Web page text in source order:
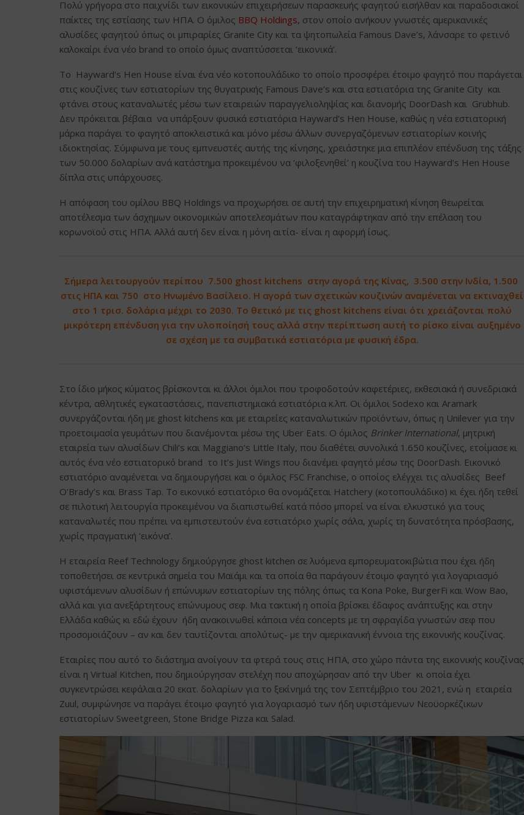
Πολύ γρήγορα στο παιχνίδι των εικονικών επιχειρήσεων παρασκευής φαγητού εισήλθαν και παραδοσιακοί
παίκτες της εστίασης των ΗΠΑ. Ο όμιλος BBQ Holdings, στον οποίο ανήκουν γνωστές αμερικανικές
αλυσίδες φαγητού όπως οι μπιραρίες Granite City και τα ψητοπωλεία Famous Dave’s, λάνσαρε το φετινό
καλοκαίρι ένα νέο brand το οποίο όμως αναπτύσσεται ‘εικονικά’.
Το Hayward’s Hen House είναι ένα νέο κοτοπουλάδικο το οποίο προσφέρει έτοιμο φαγητό που παράγεται
στις κουζίνες των εστιατορίων της θυγατρικής Famous Dave’s και στα εστιατόρια της Granite City και
φτάνει στους καταναλωτές μέσω των εταιρειών παραγγελιοληψίας και διανομής DoorDash και Grubhub.
Δεν πρόκειται βέβαια να υπάρξουν φυσικά εστιατόρια Hayward’s Hen House, καθώς η νέα εστιατορική
μάρκα παράγει το φαγητό αποκλειστικά και μόνο μέσω άλλων συνεργαζόμενων εστιατορίων κοινής
ιδιοκτησίας. Σύμφωνα με τους εμπνευστές αυτής της κίνησης, χρειάστηκε μια επιπλέον επένδυση της τάξης
των 50.000 δολαρίων ανά κατάστημα προκειμένου να ‘φιλοξενηθεί’ η κουζίνα του Hayward’s Hen House
δίπλα στις υπάρχουσες.
Η απόφαση του ομίλου BBQ Holdings να προχωρήσει σε αυτή την επιχειρηματική κίνηση θεωρείται
αποτέλεσμα των άσχημων οικονομικών αποτελεσμάτων που καταγράφτηκαν από την επέλαση του
κορωνοϊού στις ΗΠΑ. Αλλά αυτή δεν είναι η μόνη αιτία- είναι η αφορμή ίσως.
Σήμερα λειτουργούν περίπου 7.500 ghost kitchens στην αγορά της Κίνας, 3.500 στην Ινδία, 1.500
στις ΗΠΑ και 750 στο Ηνωμένο Βασίλειο. Η αγορά των σχετικών κουζινών αναμένεται να εκτιναχθεί
στο 1 τρισ. δολάρια μέχρι το 2030. Το θετικό με τις ghost kitchens είναι ότι χρειάζονται πολύ
μικρότερη επένδυση για την υλοποίησή τους αλλά στην περίπτωση αυτή το ρίσκο είναι αυξημένο
σε σχέση με τα συμβατικά εστιατόρια με φυσική έδρα.
Στο ίδιο μήκος κύματος βρίσκονται κι άλλοι όμιλοι που τροφοδοτούν καφετέριες, εκθεσιακά ή συνεδριακά
κέντρα, αθλητικές εγκαταστάσεις, πανεπιστημιακά εστιατόρια κ.λπ. Οι όμιλοι Sodexo και Aramark
συνεργάζονται ήδη με ghost kitchens και με εταιρείες καταναλωτικών προϊόντων, όπως η Unilever για την
προετοιμασία γευμάτων που διανέμονται μέσω της Uber Eats. Ο όμιλος Brinker International, μητρική
εταιρεία των αλυσίδων Chili’s και Maggiano’s Little Italy, που διαθέτει συνολικά 1.650 κουζίνες, ετοίμασε κι
αυτός ένα νέο εστιατορικό brand το It’s Just Wings που διανέμει φαγητό μέσω της DoorDash. Εικονικό
εστιατόριο αναμένεται να δημιουργήσει και ο όμιλος FSC Franchise, ο οποίος ελέγχει τις αλυσίδες Beef
O’Brady’s και Brass Tap. Το εικονικό εστιατόριο θα ονομάζεται Hatchery (κοτοπουλάδικο) κι έχει ήδη τεθεί
σε πιλοτική λειτουργία προκειμένου να διαπιστωθεί κατά πόσο μπορεί να είναι ελκυστικό για τους
καταναλωτές που πρέπει να εμπιστευτούν ένα εστιατόριο χωρίς σάλα, χωρίς τη δυνατότητα πρόσβασης,
χωρίς πραγματική ‘εικόνα’.
Η εταιρεία Reef Technology δημιούργησε ghost kitchen σε λυόμενα εμπορευματοκιβώτια που έχει ήδη
τοποθετήσει σε κεντρικά σημεία του Μαϊάμι και τα οποία θα παράγουν έτοιμο φαγητό για λογαριασμό
υφιστάμενων αλυσίδων ή επώνυμων εστιατορίων της πόλης όπως τα Kona Poke, BurgerFi και Wow Bao,
αλλά και για ανεξάρτητους επώνυμους σεφ. Μια τακτική η οποία βρίσκει έδαφος ανάπτυξης και στην
Ελλάδα καθώς κι εδώ έχουν ήδη ανακοινωθεί κάποια νέα concepts με τη σφραγίδα γνωστών σεφ που
προσομοιάζουν – αν και δεν ταυτίζονται απολύτως- με την αμερικανική έννοια της εικονικής κουζίνας.
Εταιρίες που αυτό το διάστημα ανοίγουν τα φτερά τους στις ΗΠΑ, στο χώρο πάντα της εικονικής κουζίνας
είναι η Virtual Kitchen, που δημιούργησαν στελέχη που αποχώρησαν από την Uber κι οποία έχει
συγκεντρώσει κεφάλαια 20 εκατ. δολαρίων για το ξεκίνημά της τον Σεπτέμβριο του 2021, ενώ η εταιρεία
Zuul, συμφώνησε να παράγει έτοιμο φαγητό για λογαριασμό των ήδη υφιστάμενων Νεοϋορκέζικων
εστιατορίων Sweetgreen, Stone Bridge Pizza και Salad.